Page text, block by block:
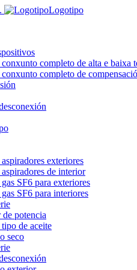
Logotipo
completo de alta e baixa
completo de
exteriores
aspiradores de interior
gas SF6 para exteriores
gas SF6 para interiores
potencia
tipo de aceite
seco